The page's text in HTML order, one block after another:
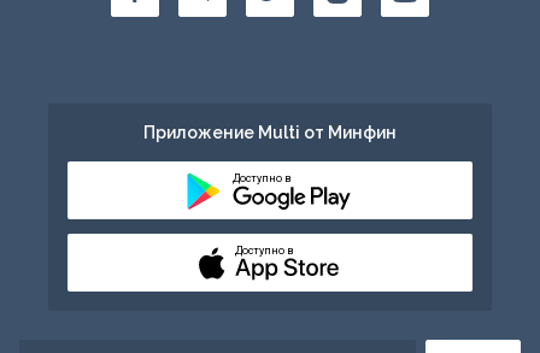
Приложение Multi от Минфин
Доступно в
Доступно в